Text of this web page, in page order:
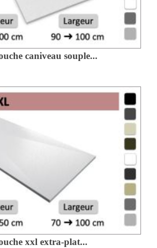
caniveau souple...
xxl extra-plat...